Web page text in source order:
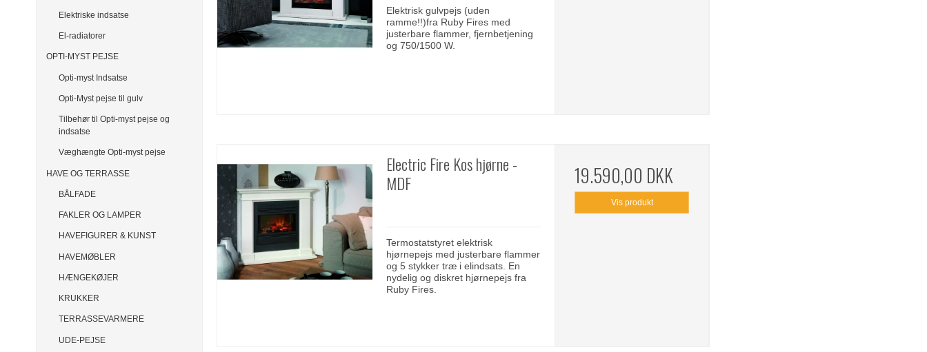
Elektriske indsatse
El-radiatorer
OPTI-MYST PEJSE
Opti-myst Indsatse
Opti-Myst pejse til gulv
Tilbehør til Opti-myst pejse og
indsatse
Væghængte Opti-myst pejse
HAVE OG TERRASSE
BÅLFADE
FAKLER OG LAMPER
HAVEFIGURER & KUNST
HAVEMØBLER
HÆNGEKØJER
KRUKKER
TERRASSEVARMERE
UDE-PEJSE
Elektrisk gulvpejs (uden
ramme!!)fra Ruby Fires med
justerbare flammer, fjernbetjening
og 750/1500 W.
Electric Fire Kos hjørne -
MDF
Termostatstyret elektrisk
hjørnepejs med justerbare flammer
og 5 stykker træ i elindsats. En
nydelig og diskret hjørnepejs fra
Ruby Fires.
19.590,00 DKK
Vis produkt